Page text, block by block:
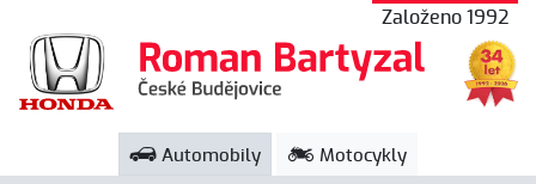
Založeno 1992
Automobily Motocykly